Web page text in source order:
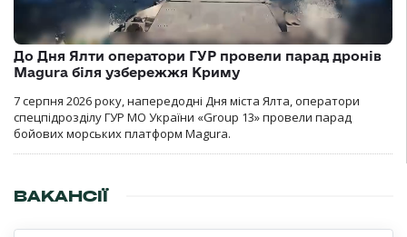
До Дня Ялти оператори ГУР провели парад дронів
Magura біля узбережжя Криму
7 серпня 2026 року, напередодні Дня міста Ялта, оператори
спецпідрозділу ГУР МО України «Group 13» провели парад
бойових морських платформ Magura.
ВАКАНСІЇ